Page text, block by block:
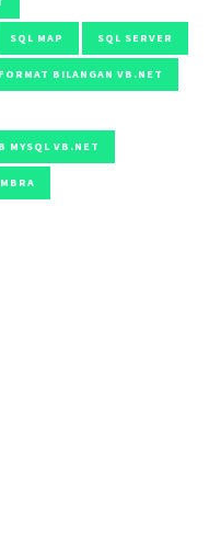
SQL MAP SQL SERVER
BILANGAN VB.NET
MYSQL VB.NET